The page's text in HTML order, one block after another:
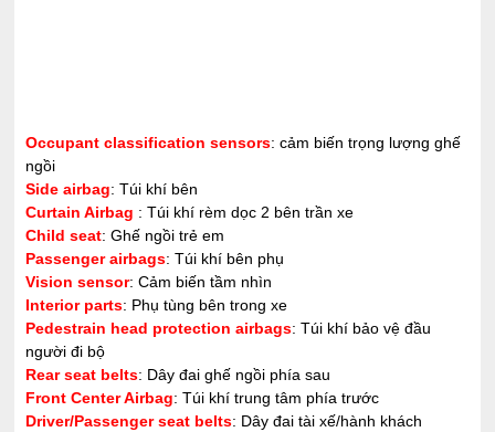
Occupant classification sensors: cảm biến trọng lượng ghế
ngồi
Side airbag: Túi khí bên
Curtain Airbag : Túi khí rèm dọc 2 bên trần xe
Child seat: Ghế ngồi trẻ em
Passenger airbags: Túi khí bên phụ
Vision sensor: Cảm biến tầm nhìn
Interior parts: Phụ tùng bên trong xe
Pedestrain head protection airbags: Túi khí bảo vệ đầu
người đi bộ
Rear seat belts: Dây đai ghế ngồi phía sau
Front Center Airbag: Túi khí trung tâm phía trước
Driver/Passenger seat belts: Dây đai tài xế/hành khách